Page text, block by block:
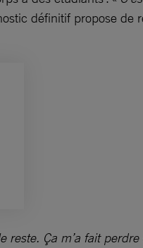
définitif propose de
reste. Ça m’a fait